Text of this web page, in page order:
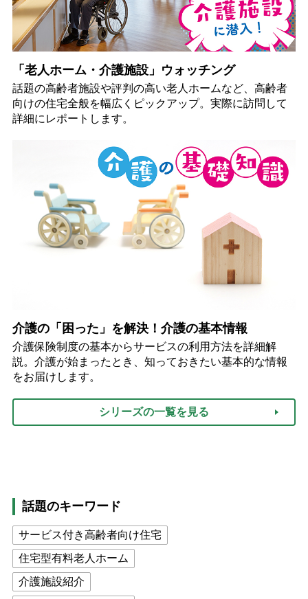
「老人ホーム・介護施設」ウォッチング
話題の高齢者施設や評判の高い老人ホームなど、高齢者
向けの住宅全般を幅広くピックアップ。実際に訪問して
詳細にレポートします。
介護の「困った」を解決！介護の基本情報
介護保険制度の基本からサービスの利用方法を詳細解
説。介護が始まったとき、知っておきたい基本的な情報
をお届けします。
シリーズの一覧を見る
話題のキーワード
サービス付き高齢者向け住宅
住宅型有料老人ホーム
介護施設紹介